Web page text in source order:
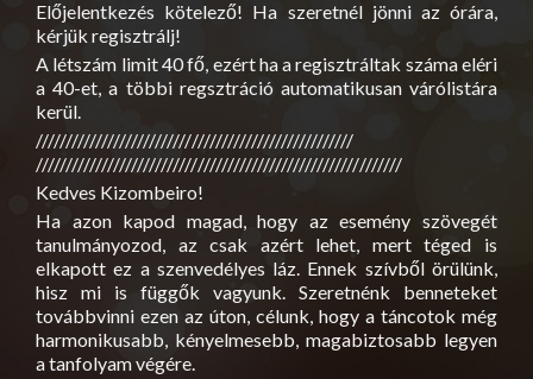
Előjelentkezés kötelező! Ha szeretnél jönni az órára,
kérjük regisztrálj!
A létszám limit 40 fő, ezért ha a regisztráltak száma eléri
a 40-et, a többi regsztráció automatikusan várólistára
kerül.
/////////////////////////////////////////////////////
/////////////////////////////////////////////////////////////
Kedves Kizombeiro!
Ha azon kapod magad, hogy az esemény szövegét
tanulmányozod, az csak azért lehet, mert téged is
elkapott ez a szenvedélyes láz. Ennek szívből örülünk,
hisz mi is függők vagyunk. Szeretnénk benneteket
továbbvinni ezen az úton, célunk, hogy a táncotok még
harmonikusabb, kényelmesebb, magabiztosabb legyen
a tanfolyam végére.